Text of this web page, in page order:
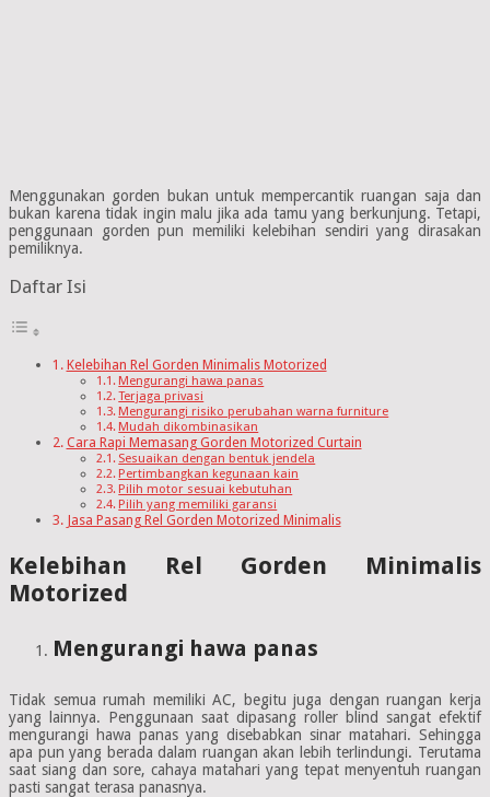
Menggunakan gorden bukan untuk mempercantik ruangan saja dan
bukan karena tidak ingin malu jika ada tamu yang berkunjung. Tetapi,
penggunaan gorden pun memiliki kelebihan sendiri yang dirasakan
pemiliknya.
Daftar Isi
Kelebihan Rel Gorden Minimalis Motorized
Mengurangi hawa panas
Terjaga privasi
Mengurangi risiko perubahan warna furniture
Mudah dikombinasikan
Cara Rapi Memasang Gorden Motorized Curtain
Sesuaikan dengan bentuk jendela
Pertimbangkan kegunaan kain
Pilih motor sesuai kebutuhan
Pilih yang memiliki garansi
Jasa Pasang Rel Gorden Motorized Minimalis
Kelebihan Rel Gorden Minimalis
Motorized
Mengurangi hawa panas
Tidak semua rumah memiliki AC, begitu juga dengan ruangan kerja
yang lainnya. Penggunaan saat dipasang roller blind sangat efektif
mengurangi hawa panas yang disebabkan sinar matahari. Sehingga
apa pun yang berada dalam ruangan akan lebih terlindungi. Terutama
saat siang dan sore, cahaya matahari yang tepat menyentuh ruangan
pasti sangat terasa panasnya.